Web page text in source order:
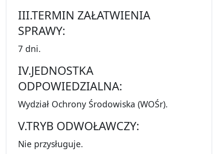
III.TERMIN ZAŁATWIENIA
SPRAWY:
7 dni.
IV.JEDNOSTKA
ODPOWIEDZIALNA:
Wydział Ochrony Środowiska (WOŚr).
V.TRYB ODWOŁAWCZY:
Nie przysługuje.